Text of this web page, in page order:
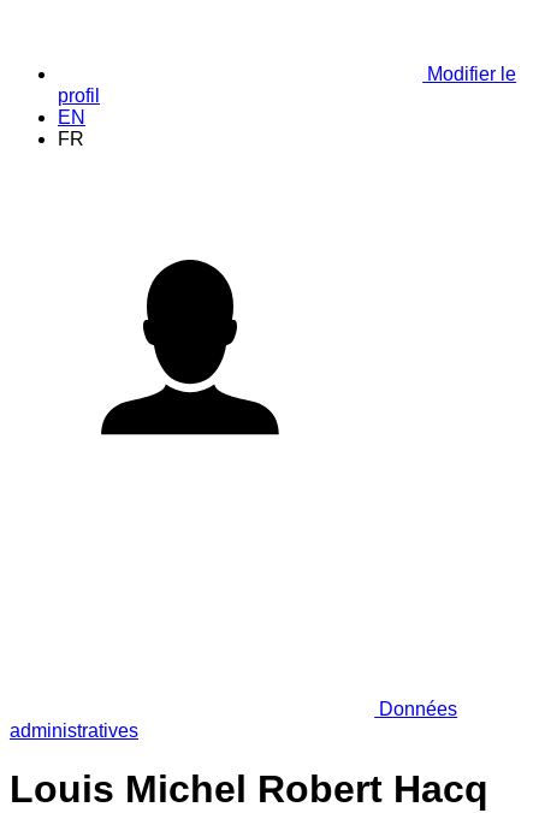
Modifier le
profil
EN
FR
Données
administratives
Louis Michel Robert Hacq